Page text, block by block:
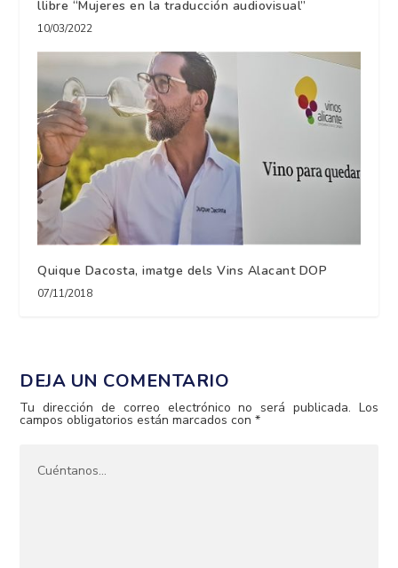
llibre “Mujeres en la traducción audiovisual”
10/03/2022
Quique Dacosta, imatge dels Vins Alacant DOP
07/11/2018
DEJA UN COMENTARIO
Tu dirección de correo electrónico no será publicada. Los
campos obligatorios están marcados con*